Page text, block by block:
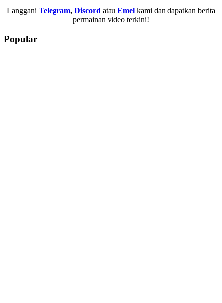
Langgani Telegram, Discord atau Emel kami dan dapatkan berita
permainan video terkini!
Popular